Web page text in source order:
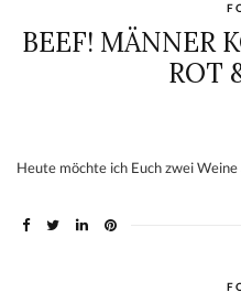
BEEF! MÄNNER
ROT
Heute möchte ich Euch zwei